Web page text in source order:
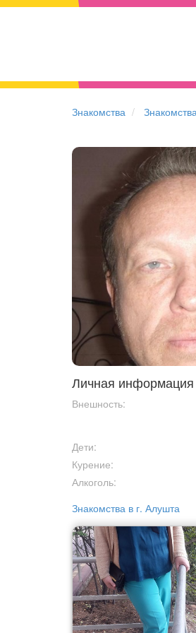
Знакомства
Личная информация
Внешность:
Дети:
Курение:
Алкоголь:
Знакомства в г. Алушта